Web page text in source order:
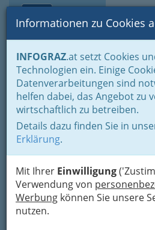
Suche
Informationen zu Cookies
INFOGRAZ.at setzt Cookies
Technologien ein. Einige
Datenverarbeitungen sind
helfen dabei, das Angebot zu
wirtschaftlich zu betreiben.
Details dazu finden Sie in
Erklärung.
Mit Ihrer Einwilligung
Verwendung von
Werbung können Sie unsere
nutzen.
Home Branchen
Tourismus &
Gastronomie
Kaffeerestaurant -
thomawirt essen
lounge
Leonhardstraße 40, 8010 Graz
+43 316 328 637
+43 316 328 637 - 14
Karte